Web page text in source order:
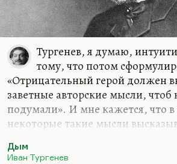
Тургенев, я думаю,
тому, что потом
«Отрицательный герой должен
заветные авторские мысли, чтоб
подумали». И мне кажется, что
некоторые такие мысли
отчаяния, «во дни сомнений, во
Дым
Иван Тургенев